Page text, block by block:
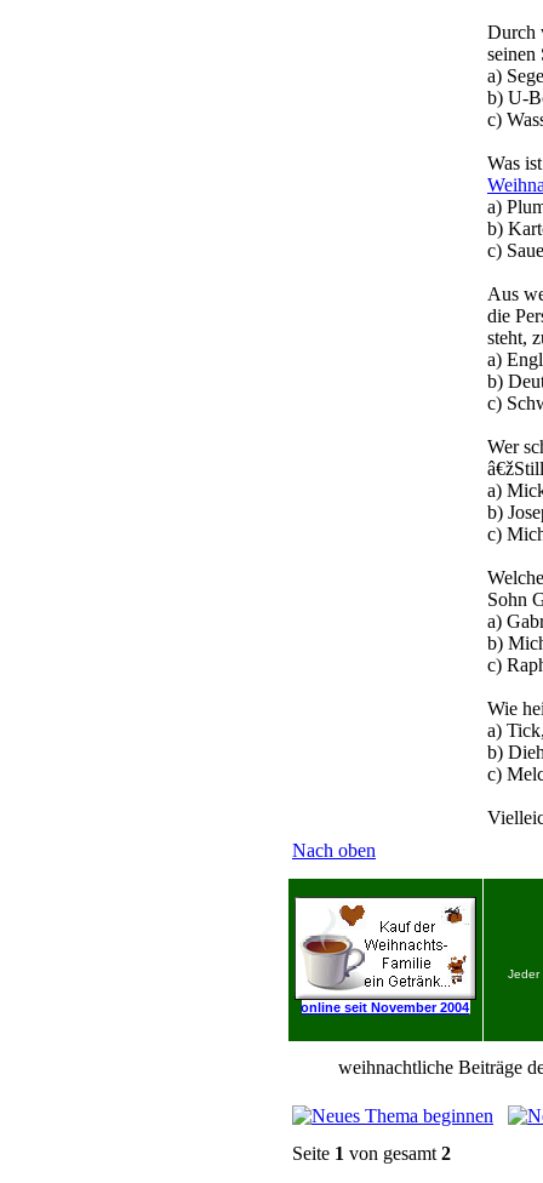
Durch
seinen
a)
b) U-
c)
Was
a)
b)
c)
Aus
die
steht,
a)
b)
c)
Wer
a)
b)
c)
Sohn
a)
b)
c)
Wie
a)
b)
c)
Nach oben
online seit November 2004
Jeder
weihnachtliche Beiträge
Seite 1 von gesamt 2